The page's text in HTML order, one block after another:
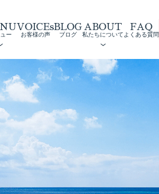
ー
VOICEs
お客様の声
BLOG
ブログ
ABOUT
私たちについて
FAQ
よくある質問